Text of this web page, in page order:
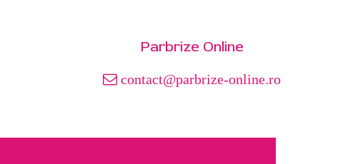
Parbrize Online
contact@parbrize-online.ro